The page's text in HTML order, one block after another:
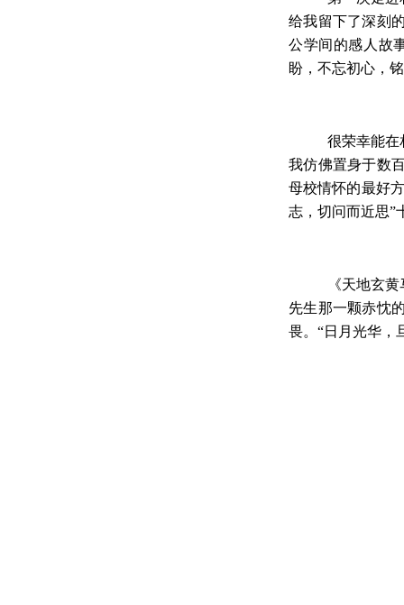
给我留下了深刻
公学间的感人故
盼，不忘初心，
很荣幸能在
我仿佛置身于数
母校情怀的最好
志，切问而近思”
《天地玄
先生那一颗赤忱
畏。“日月光华，